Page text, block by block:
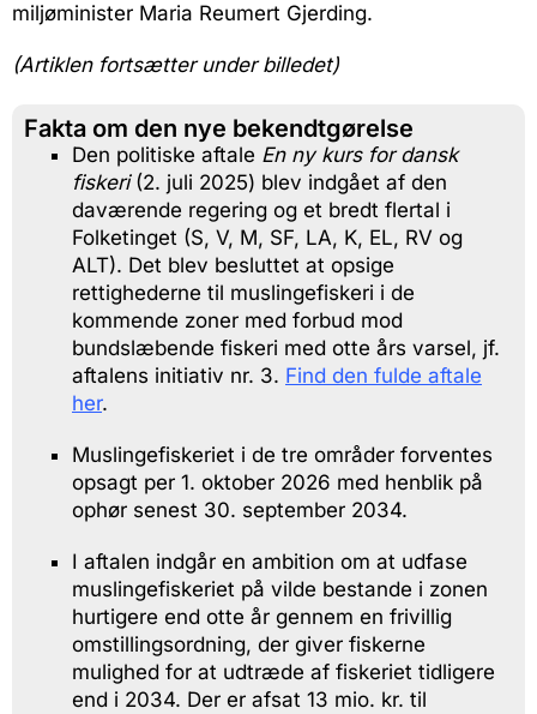
miljøminister Maria Reumert Gjerding.
(Artiklen fortsætter under billedet)
Fakta om den nye bekendtgørelse
Den politiske aftale En ny kurs for dansk
fiskeri(2. juli 2025) blev indgået af den
daværende regering og et bredt flertal i
Folketinget (S, V, M, SF, LA, K, EL, RV og
ALT). Det blev besluttet at opsige
rettighederne til muslingefiskeri i de
kommende zoner med forbud mod
bundslæbende fiskeri med otte års varsel, jf.
aftalens initiativ nr. 3. Find den fulde aftale
her.
Muslingefiskeriet i de tre områder forventes
opsagt per 1. oktober 2026 med henblik på
ophør senest 30. september 2034.
I aftalen indgår en ambition om at udfase
muslingefiskeriet på vilde bestande i zonen
hurtigere end otte år gennem en frivillig
omstillingsordning, der giver fiskerne
mulighed for at udtræde af fiskeriet tidligere
end i 2034. Der er afsat 13 mio. kr. til